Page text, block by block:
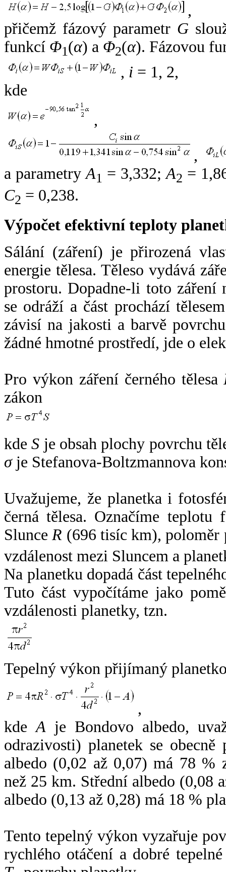
,
přičemž fázový parametr G
funkcí Φ1(α) a Φ2(α). Fázovou
, i = 1, 2,
kde
,
,
a parametryA1 = 3,332;A2 =
C2 = 0,238.
Výpočet efektivní teploty
Sálání (záření) je přirozená
energie tělesa. Těleso vydává
prostoru. Dopadne-li toto záření
se odráží a část prochází
závisí na jakosti a barvě
žádné hmotné prostředí, jde o
Pro výkon záření černého tělesa
zákon
kdeS je obsah plochy povrchu
σje Stefanova-Boltzmannova
Uvažujeme, že planetka i
černá tělesa. Označíme
SlunceR (696 tisíc km),
vzdálenost mezi Sluncem a
Na planetku dopadá část
Tuto část vypočítáme jako
vzdálenosti planetky, tzn.
Tepelný výkon přijímaný
,
kdeA je Bondovo albedo,
odrazivosti) planetek se
albedo (0,02 až 0,07) má 78 %
než 25 km. Střední albedo (0,08
albedo (0,13 až 0,28) má 18 %
Tento tepelný výkon vyzařuje
rychlého otáčení a dobré